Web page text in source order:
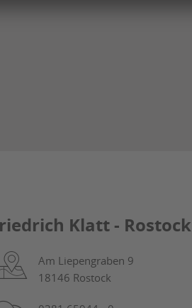
Klatt - Rostock
Am Liepengraben 9
18146 Rostock